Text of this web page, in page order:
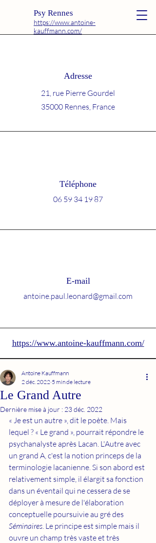
Psy Rennes
https://www.antoine-
kauffmann.com/
Adresse
21, rue Pierre Gourdel
35000 Rennes, France
Téléphone
06 59 34 19 87
E-mail
antoine.paul.leonard@gmail.com
https://www.antoine-kauffmann.com/
Le Grand Autre
Antoine Kauffmann
2 déc. 2022 5 min de lecture
Dernière mise à jour : 23 déc. 2022
« Je est un autre », dit le poète. Mais
lequel ? « Le grand », pourrait répondre le
psychanalyste après Lacan. L'Autre avec
un grand A, c'est la notion princeps de la
terminologie lacanienne. Si son abord est
relativement simple, il élargit sa fonction
dans un éventail qui ne cessera de se
déployer à mesure de l'élaboration
conceptuelle poursuivie au gré des
Séminaires. Le principe est simple mais il
ouvre un champ très vaste et très